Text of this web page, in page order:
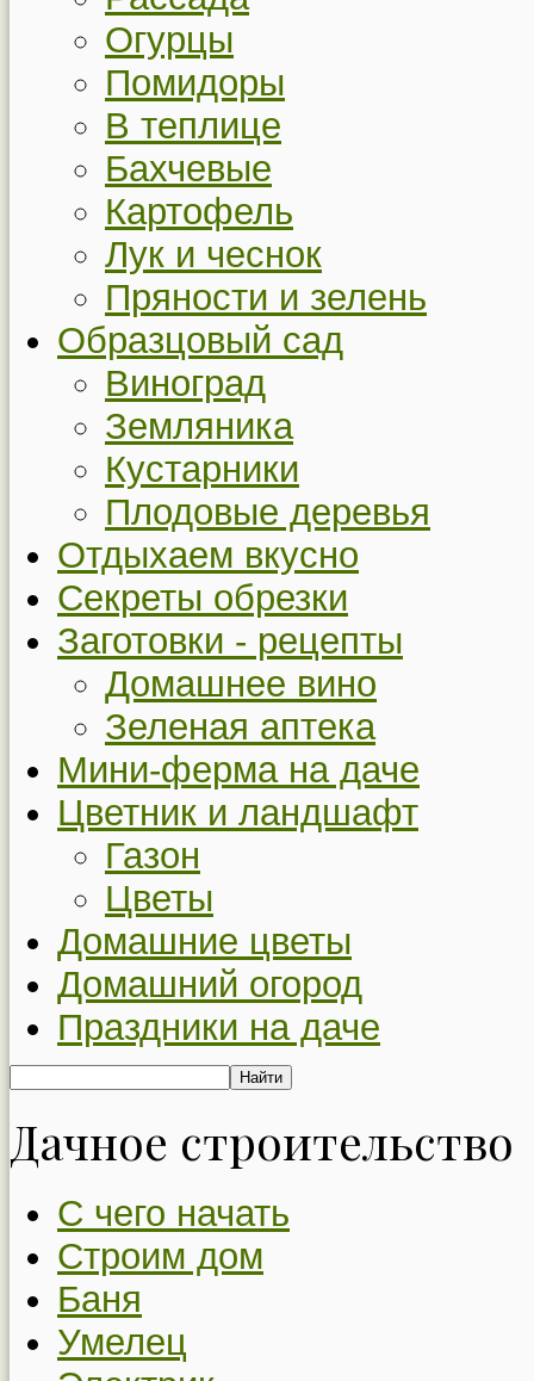
Огурцы
Помидоры
В теплице
Бахчевые
Картофель
Лук и чеснок
Пряности и зелень
Образцовый сад
Виноград
Земляника
Кустарники
Плодовые деревья
Отдыхаем вкусно
Секреты обрезки
Заготовки - рецепты
Домашнее вино
Зеленая аптека
Мини-ферма на даче
Цветник и ландшафт
Газон
Цветы
Домашние цветы
Домашний огород
Праздники на даче
Дачное строительство
С чего начать
Строим дом
Баня
Умелец